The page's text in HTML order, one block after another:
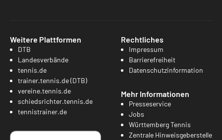
Weitere Plattformen
DTB
Landesverbände
tennis.de
trainer.tennis.de (DTB)
vereine.tennis.de
schiedsrichter.tennis.de
tennistrainer.de
Rechtliches
Impressum
Barrierefreiheit
Datenschutzinformation
Mehr Informationen
Presseservice
Jobs
Württemberg Tennis
Zentrale Hinweisgeberstelle